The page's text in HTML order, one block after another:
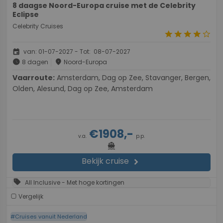
8 daagse Noord-Europa cruise met de Celebrity
Eclipse
Celebrity Cruises
starstarstarstarstar_border
event van: 01-07-2027 - Tot: 08-07-2027
schedule 8 dagen place Noord-Europa
Vaarroute:
Olden, Alesund, Dag op Zee, Amsterdam
v.a. €1908,- p.p.
directions_boat
Bekijk cruise chevron_right
sell All Inclusive - Met hoge kortingen
Vergelijk
#Cruises vanuit Nederland